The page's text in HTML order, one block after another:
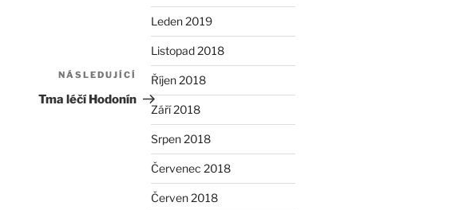
Následující
příspěvek
NÁSLEDUJÍCÍ
Tma léčí Hodonín
Leden 2019
Listopad 2018
Říjen 2018
Září 2018
Srpen 2018
Červenec 2018
Červen 2018